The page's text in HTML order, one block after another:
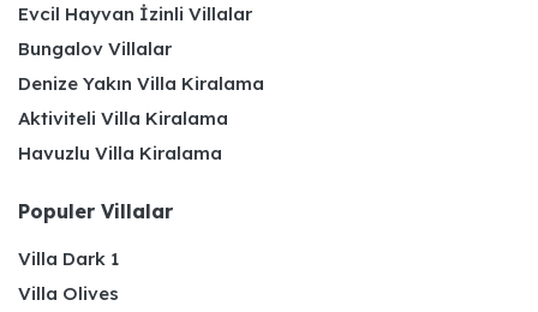
Evcil Hayvan İzinli Villalar
Bungalov Villalar
Denize Yakın Villa Kiralama
Aktiviteli Villa Kiralama
Havuzlu Villa Kiralama
Populer Villalar
Villa Dark 1
Villa Olives